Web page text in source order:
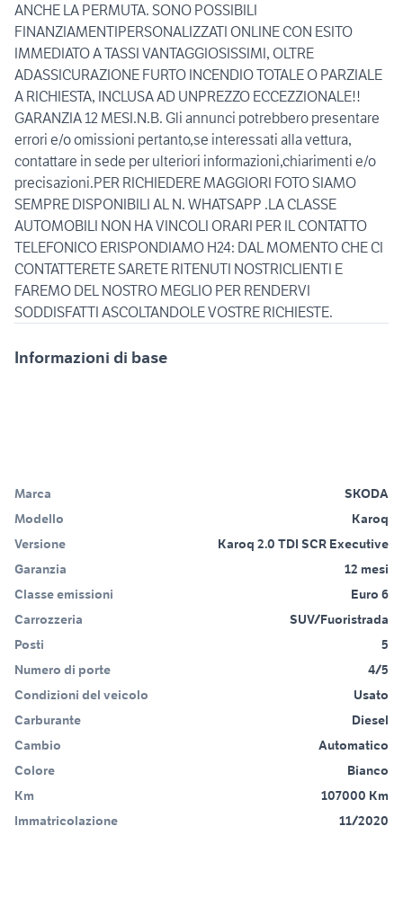
ANCHE LA PERMUTA. SONO POSSIBILI
FINANZIAMENTIPERSONALIZZATI ONLINE CON ESITO
IMMEDIATO A TASSI VANTAGGIOSISSIMI, OLTRE
ADASSICURAZIONE FURTO INCENDIO TOTALE O PARZIALE
A RICHIESTA, INCLUSA AD UNPREZZO ECCEZZIONALE!!
GARANZIA 12 MESI.N.B. Gli annunci potrebbero presentare
errori e/o omissioni pertanto,se interessati alla vettura,
contattare in sede per ulteriori informazioni,chiarimenti e/o
precisazioni.PER RICHIEDERE MAGGIORI FOTO SIAMO
SEMPRE DISPONIBILI AL N. WHATSAPP .LA CLASSE
AUTOMOBILI NON HA VINCOLI ORARI PER IL CONTATTO
TELEFONICO ERISPONDIAMO H24: DAL MOMENTO CHE CI
CONTATTERETE SARETE RITENUTI NOSTRICLIENTI E
FAREMO DEL NOSTRO MEGLIO PER RENDERVI
Informazioni di base
Marca
SKODA
Modello
Karoq
Versione
Karoq 2.0 TDI SCR Executive
Garanzia
12 mesi
Classe emissioni
Euro 6
Carrozzeria
SUV/Fuoristrada
Posti
5
Numero di porte
4/5
Condizioni del veicolo
Usato
Carburante
Diesel
Cambio
Automatico
Colore
Bianco
Km
107000 Km
Immatricolazione
11/2020